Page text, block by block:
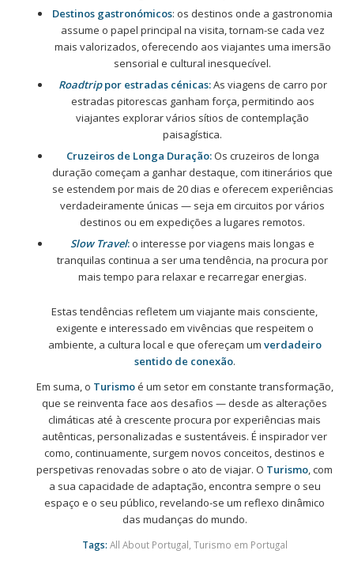
Destinos gastronómicos: os destinos onde a gastronomia
assume o papel principal na visita, tornam-se cada vez
mais valorizados, oferecendo aos viajantes uma imersão
sensorial e cultural inesquecível.
Roadtrippor estradas cénicas:As viagens de carro por
estradas pitorescas ganham força, permitindo aos
viajantes explorar vários sítios de contemplação
paisagística.
Cruzeiros de Longa Duração:Os cruzeiros de longa
duração começam a ganhar destaque, com itinerários que
se estendem por mais de 20 dias e oferecem experiências
verdadeiramente únicas — seja em circuitos por vários
destinos ou em expedições a lugares remotos.
Slow Travel: o interesse por viagens mais longas e
tranquilas continua a ser uma tendência, na procura por
mais tempo para relaxar e recarregar energias.
Estas tendências refletem um viajante mais consciente,
exigente e interessado em vivências que respeitem o
ambiente, a cultura local e que ofereçam um verdadeiro
sentido de conexão.
Em suma, o Turismoé um setor em constante transformação,
que se reinventa face aos desafios — desde as alterações
climáticas até à crescente procura por experiências mais
autênticas, personalizadas e sustentáveis. É inspirador ver
como, continuamente, surgem novos conceitos, destinos e
perspetivas renovadas sobre o ato de viajar. O Turismo, com
a sua capacidade de adaptação, encontra sempre o seu
espaço e o seu público, revelando-se um reflexo dinâmico
das mudanças do mundo.
Tags: All About Portugal Turismo em Portugal